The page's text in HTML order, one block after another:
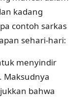
kadang
contoh sarkas
sehari-hari:
menyindir
Maksudnya
bahwa